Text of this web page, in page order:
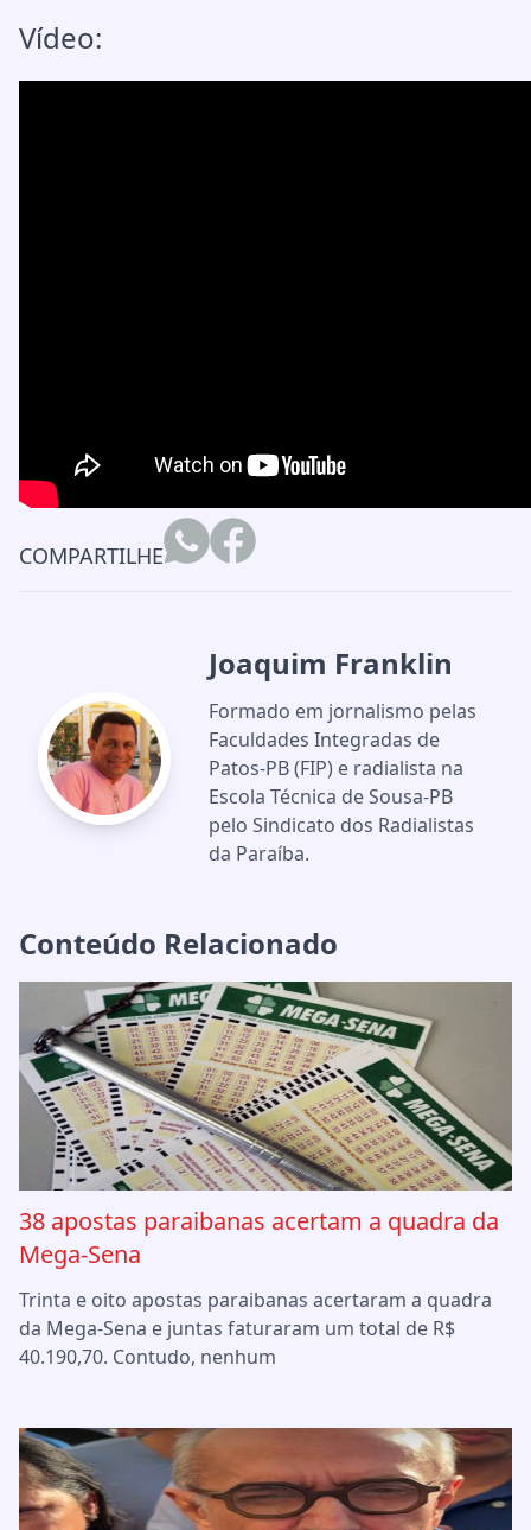
Vídeo:
COMPARTILHE
Joaquim Franklin
Formado em jornalismo pelas
Faculdades Integradas de
Patos-PB (FIP) e radialista na
Escola Técnica de Sousa-PB
pelo Sindicato dos Radialistas
da Paraíba.
Conteúdo Relacionado
38 apostas paraibanas acertam a quadra da
Mega-Sena
Trinta e oito apostas paraibanas acertaram a quadra
da Mega-Sena e juntas faturaram um total de R$
40.190,70. Contudo, nenhum